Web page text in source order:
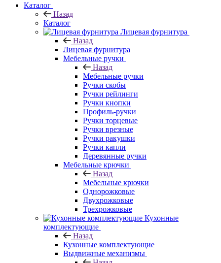
Каталог
Назад
Каталог
Лицевая фурнитура
Назад
Лицевая фурнитура
Мебельные ручки
Назад
Мебельные ручки
Ручки скобы
Ручки рейлинги
Ручки кнопки
Профиль-ручки
Ручки торцевые
Ручки врезные
Ручки ракушки
Ручки капли
Деревянные ручки
Мебельные крючки
Назад
Мебельные крючки
Однорожковые
Двухрожковые
Трехрожковые
Кухонные
комплектующие
Назад
Кухонные комплектующие
Выдвижные механизмы